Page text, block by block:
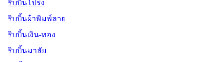
ริบบิ้นโปร่ง
ริบบิ้นผ้าพิมพ์ลาย
ริบบิ้นเงิน-ทอง
ริบบิ้นมาลัย